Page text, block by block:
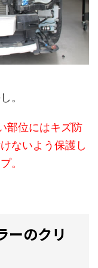
。
部位にはキズ防
ないよう保護し
。
ーのクリ